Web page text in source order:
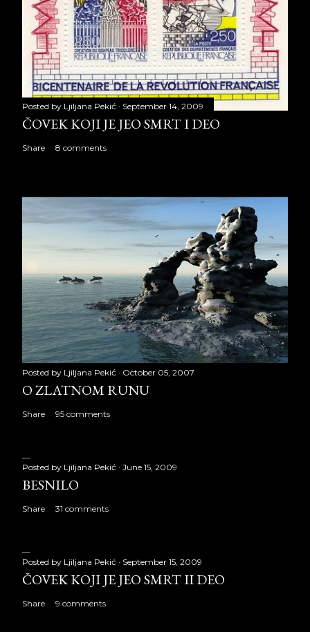
Posted by Ljiljana Pekić September 14, 2009
ČOVEK KOJI JE JEO SMRT I DEO
Share 8 comments
Posted by Ljiljana Pekić October 05, 2007
O ZLATNOM RUNU
Share 95 comments
Posted by Ljiljana Pekić June 15, 2009
BESNILO
Share 31 comments
Posted by Ljiljana Pekić September 15, 2009
ČOVEK KOJI JE JEO SMRT II DEO
Share 9 comments